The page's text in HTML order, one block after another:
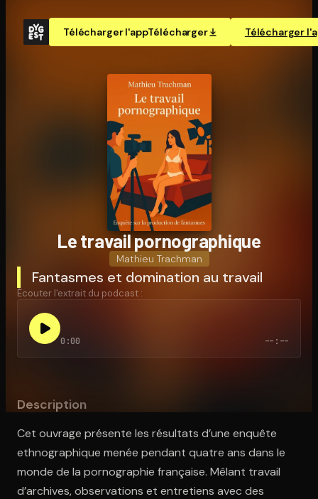
Télécharger l'appTélécharger Télécharger
Le travail por­no­gra­phique
Mathieu Trachman
Fantasmes et domination au travail
Écouter l'extrait du podcast :
0:00 --:--
Description
Cet ouvrage présente les résultats d’une enquête
ethnographique menée pendant quatre ans dans le
monde de la pornographie française. Mêlant travail
d’archives, observations et entretiens avec des